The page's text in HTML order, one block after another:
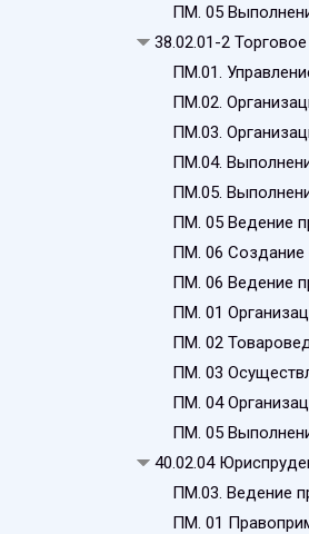
ПМ. 05
38.02.01-2
ПМ.01.
ПМ.02.
ПМ.03.
ПМ.04.
ПМ.05.
ПМ. 05 Ведение
ПМ. 06 Создание
ПМ. 06 Ведение
ПМ. 01
ПМ. 02
ПМ. 03
ПМ. 04
ПМ. 05
40.02.04
ПМ.03. Ведение
ПМ. 01